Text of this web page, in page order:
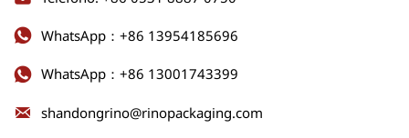
 WhatsApp：+86 13954185696
 WhatsApp：+86 13001743399
 shandongrino@rinopackaging.com